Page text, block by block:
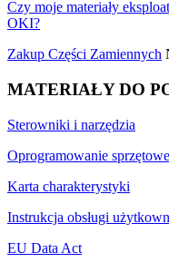
Czy moje materiały
OKI?
Zakup Części Zamiennych
MATERIAŁY DO
Sterowniki i narzędzia
Oprogramowanie sprzętowe
Karta charakterystyki
Instrukcja obsługi
EU Data Act